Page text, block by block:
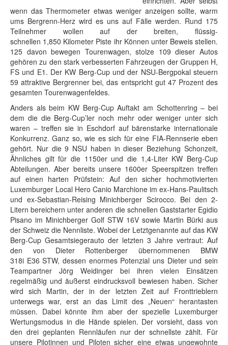
wenn das Thermometer etwas weniger anzeigen sollte, warm
ums Bergrenn-Herz wird es uns auf Fälle werden. Rund 175
Teilnehmer wollen auf der breiten, flüssig-
schnellen 1,850 Kilometer Piste ihr Können unter Beweis stellen.
125 davon bewegen Tourenwagen, stolze 109 dieser Autos
gehören zu den stark verbesserten Fahrzeugen der Gruppen H,
FS und E1. Der KW Berg-Cup und der NSU-Bergpokal steuern
59 attraktive Bergrenner bei, das entspricht gut 47 Prozent des
gesamten Tourenwagenfeldes.
Anders als beim KW Berg-Cup Auftakt am Schottenring – bei
dem die die Berg-Cup’ler noch mehr oder weniger unter sich
waren – treffen sie in Eschdorf auf bärenstarke internationale
Konkurrenz. Ganz so, wie es sich für eine FIA-Rennserie eben
gehört. Nur die 9 NSU haben in dieser Beziehung Schonzeit,
Ähnliches gilt für die 1150er und die 1,4-Liter KW Berg-Cup
Abteilungen. Aber bereits unsere 1600er Speerspitzen treffen
auf einen harten Prüfstein: Auf den sicher hochmotivierten
Luxemburger Local Hero Canio Marchione im ex-Hans-Paulitsch
und ex-Sebastian-Reising Minichberger Scirocco. Bei den 2-
Litern bereichern unter anderen die schnellen Gaststarter Egidio
Pisano im Minichberger Golf STW 16V sowie Martin Bürki aus
der Schweiz die Nennliste. Wobei der Letztgenannte auf das KW
Berg-Cup Gesamtsiegerauto der letzten 3 Jahre vertraut: Auf
den von Dieter Rottenberger übernommenen BMW
318i E36 STW, dessen enormes Potenzial uns Dieter und sein
Teampartner Jörg Weidinger bei ihren vielen Einsätzen
regelmäßig und äußerst eindrucksvoll bewiesen haben. Sicher
wird sich Martin, der in der letzten Zeit auf Fronttrieblern
unterwegs war, erst an das Limit des „Neuen“ herantasten
müssen. Dabei könnte ihm aber der spezielle Luxemburger
Wertungsmodus in die Hände spielen. Der vorsieht, dass von
den drei geplanten Rennläufen nur der schnellste zählt. Für
unsere Pilotinnen und Piloten sicher eine etwas ungewohnte